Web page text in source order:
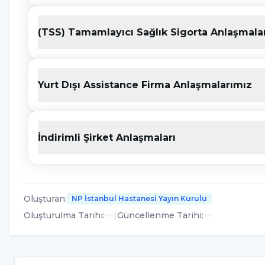
(TSS) Tamamlayıcı Sağlık Sigorta
Yurt Dışı Assistance Firma Anlaşmalarımız
İndirimli Şirket Anlaşmaları
Oluşturan: NP İstanbul Hastanesi Yayın Kurulu
Oluşturulma Tarihi: |Güncellenme Tarihi: